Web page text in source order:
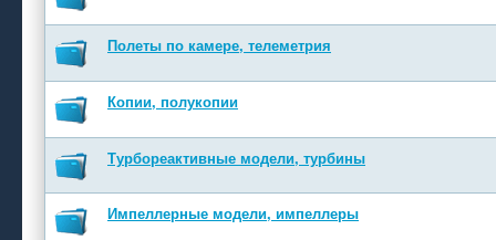
Полеты по камере, телеметрия
Копии, полукопии
Турбореактивные модели, турбины
Импеллерные модели, импеллеры